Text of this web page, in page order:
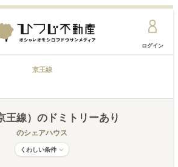
ログイン
京王線
王線） のドミトリーあり
のシェアハウス
くわしい条件